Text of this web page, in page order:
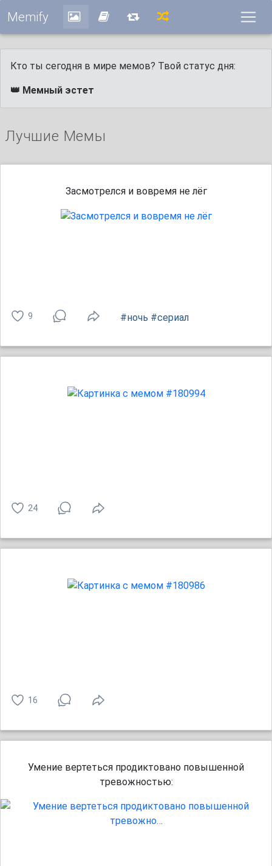
Memify
Кто ты сегодня в мире мемов? Твой статус дня:
👑 Мемный эстет
Лучшие Мемы
Засмотрелся и вовремя не лёг
9 #ночь #сериал
24
16
Умение вертеться продиктовано повышенной
тревожностью: